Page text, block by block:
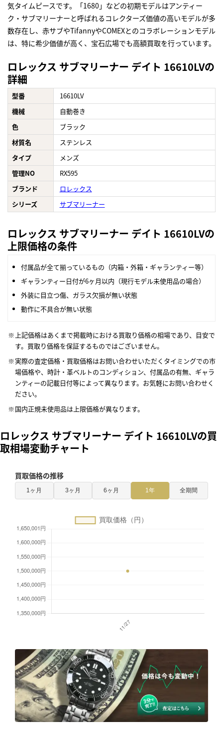
気タイムピースです。「1680」などの初期モデルはアンティー
ク・サブマリーナーと呼ばれるコレクターズ価値の高いモデルが多
数存在し、赤サブやTifannyやCOMEXとのコラボレーションモデル
は、特に希少価値が高く、宝石広場でも高額買取を行っています。
ロレックス サブマリーナー デイト 16610LVの
詳細
型番
16610LV
機械
自動巻き
色
ブラック
材質名
ステンレス
タイプ
メンズ
管理NO
RX595
ブランド
ロレックス
シリーズ
サブマリーナー
ロレックス サブマリーナー デイト 16610LVの
上限価格の条件
付属品が全て揃っているもの（内箱・外箱・ギャランティー等）
ギャランティー日付が6ヶ月以内（現行モデル未使用品の場合）
外装に目立つ傷、ガラス欠損が無い状態
動作に不具合が無い状態
上記価格はあくまで掲載時における買取り価格の相場であり、目安で
す。買取り価格を保証するものではございません。
実際の査定価格・買取価格はお問い合わせいただくタイミングでの市
場価格や、時計・革ベルトのコンディション、付属品の有無、ギャラ
ンティーの記載日付等によって異なります。お気軽にお問い合わせく
ださい。
国内正規未使用品は上限価格が異なります。
ロレックス サブマリーナー デイト 16610LVの買
取相場変動チャート
買取価格の推移
1ヶ月 3ヶ月 6ヶ月 1年 全期間